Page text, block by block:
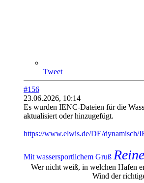
Tweet
#156
23.06.2026, 10:14
Es wurden IENC-Dateien für die
aktualisiert oder hinzugefügt.
https://www.elwis.de/DE/dynamisch/
Mit wassersportlichem Gruß
Wer nicht weiß, in welchen Hafen
Wind der